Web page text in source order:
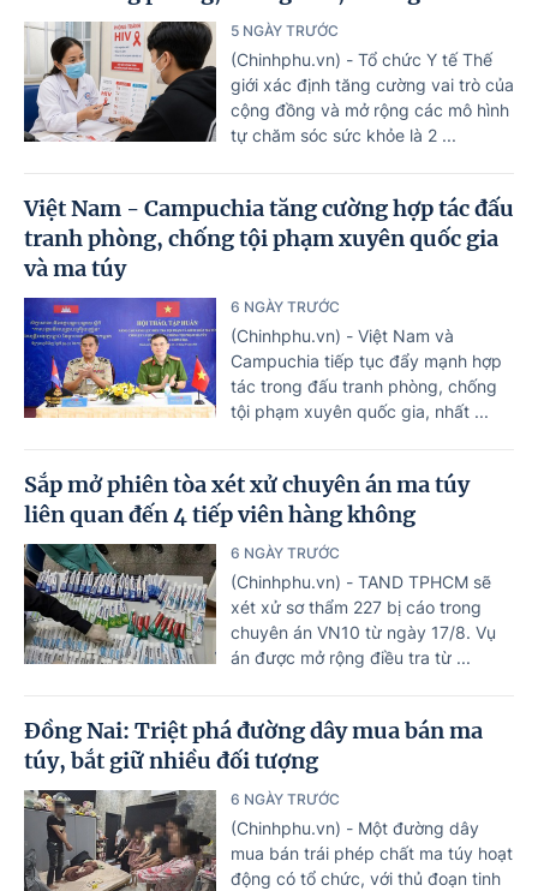
5 NGÀY TRƯỚC
(Chinhphu.vn) - Tổ chức Y tế Thế
giới xác định tăng cường vai trò của
cộng đồng và mở rộng các mô hình
tự chăm sóc sức khỏe là 2 ...
Việt Nam - Campuchia tăng cường hợp tác đấu
tranh phòng, chống tội phạm xuyên quốc gia
và ma túy
6 NGÀY TRƯỚC
(Chinhphu.vn) - Việt Nam và
Campuchia tiếp tục đẩy mạnh hợp
tác trong đấu tranh phòng, chống
tội phạm xuyên quốc gia, nhất ...
Sắp mở phiên tòa xét xử chuyên án ma túy
liên quan đến 4 tiếp viên hàng không
6 NGÀY TRƯỚC
(Chinhphu.vn) - TAND TPHCM sẽ
xét xử sơ thẩm 227 bị cáo trong
chuyên án VN10 từ ngày 17/8. Vụ
án được mở rộng điều tra từ ...
Đồng Nai: Triệt phá đường dây mua bán ma
túy, bắt giữ nhiều đối tượng
6 NGÀY TRƯỚC
(Chinhphu.vn) - Một đường dây
mua bán trái phép chất ma túy hoạt
động có tổ chức, với thủ đoạn tinh